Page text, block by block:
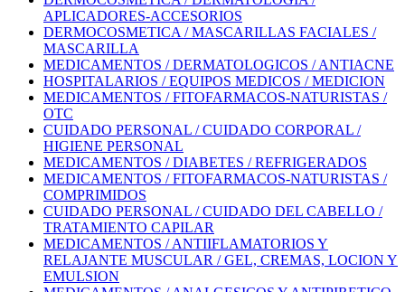
APLICADORES-ACCESORIOS
DERMOCOSMETICA / MASCARILLAS FACIALES /
MASCARILLA
MEDICAMENTOS / DERMATOLOGICOS / ANTIACNE
HOSPITALARIOS / EQUIPOS MEDICOS / MEDICION
MEDICAMENTOS / FITOFARMACOS-NATURISTAS /
OTC
CUIDADO PERSONAL / CUIDADO CORPORAL /
HIGIENE PERSONAL
MEDICAMENTOS / DIABETES / REFRIGERADOS
MEDICAMENTOS / FITOFARMACOS-NATURISTAS /
COMPRIMIDOS
CUIDADO PERSONAL / CUIDADO DEL CABELLO /
TRATAMIENTO CAPILAR
MEDICAMENTOS / ANTIIFLAMATORIOS Y
RELAJANTE MUSCULAR / GEL, CREMAS, LOCION Y
EMULSION